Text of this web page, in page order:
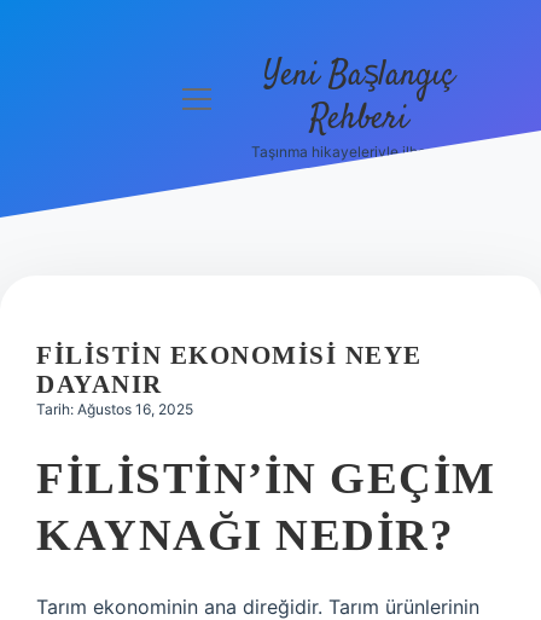
Politikası
menüyü
Yeni Başlangıç
Rehberi
Taşınma hikayeleriyle ilham bul!
FILISTIN EKONOMISI NEYE
DAYANIR
Tarih: Ağustos 16, 2025
FILISTIN’IN GEÇIM
KAYNAĞI NEDIR?
Tarım ekonominin ana direğidir. Tarım ürünlerinin